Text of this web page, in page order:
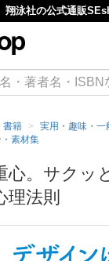
翔泳社の公式通販
書籍
実用・趣味・一
素材集
心。サクッ
法則